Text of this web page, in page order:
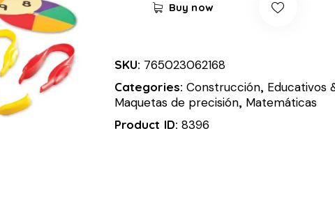
Buy now
SKU: 765023062168
Categories:Construcción, Educativos
Maquetas de precisión, Matemáticas
Product ID:8396